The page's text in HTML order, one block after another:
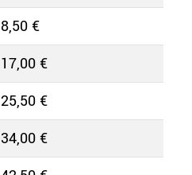
8,50 €
17,00 €
25,50 €
34,00 €